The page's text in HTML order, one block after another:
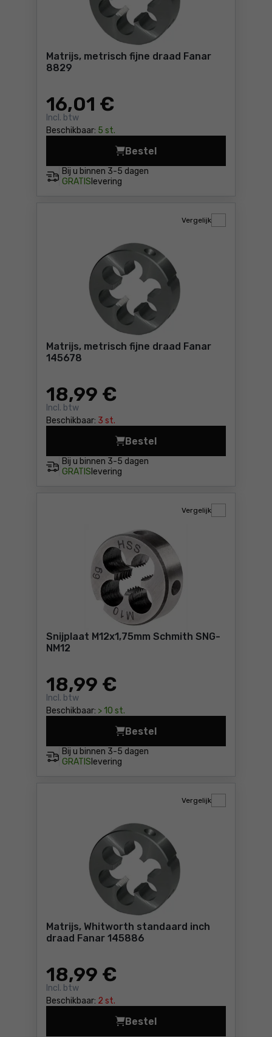
Matrijs, metrisch fijne draad Fanar
8829
16,01 €
Incl. btw
Beschikbaar: 5 st.
Bij u binnen 3-5 dagen
GRATIS levering
Bestel
Matrijs, metrisch fijne
Matrijs, metrisch fijne draad Fanar
145678
18,99 €
Incl. btw
Beschikbaar: 3 st.
Vergelijk
Bij u binnen 3-5 dagen
GRATIS levering
Bestel
Matrijs, metrisch fijne
Snijplaat M12x1,75mm Schmith SNG-
NM12
18,99 €
Incl. btw
Beschikbaar: > 10 st.
Vergelijk
Bij u binnen 3-5 dagen
GRATIS levering
Bestel
Snijplaat M12x1,75mm
Matrijs, Whitworth standaard inch
draad Fanar 145886
18,99 €
Incl. btw
Beschikbaar: 2 st.
Vergelijk
Bestel
Matrijs, Whitworth